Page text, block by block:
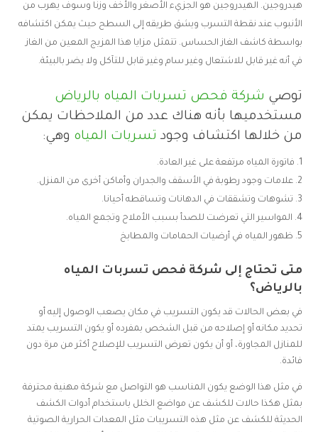
هيدروجين. الهيدروجين هو الجزيء الأصغر والأخف وزنًا وسوف يهرب من
الأنبوب عند نقطة التسرب ويشق طريقه إلى السطح حيث يمكن اكتشافه
بواسطة كاشف الغاز الحساس. تتمثل مزايا هذا المزيج المعين من الغاز
في أنه غير قابل للاشتعال وغير سام وغير قابل للتآكل ولا يضر بالبيئة.
توصي شركة فحص تسربات المياه بالرياض
مستخدميها بأنه هناك عدد من الملاحظات يمكن
من خلالها اكتشاف وجود تسربات المياه وهي:
فاتورة المياه مرتفعة على غير العادة.
علامات وجود رطوبة في الأسقف والجدران وأماكن أخرى من المنزل.
تشوهات وتشققات في الدهانات وتساقطه أحيانا.
المواسير التي تعرضت للصدأ بسبب الأملاح وتجمع المياه.
ظهور المياه في أرضيات الحمامات والمطابخ
متى تحتاج إلى شركة فحص تسربات المياه
بالرياض؟
في بعض الحالات قد يكون التسريب في مكان يصعب الوصول إليه أو
تحديد مكانه أو إصلاحه من قبل الشخص بمفرده أو يكون التسريب يمتد
للمنازل المجاورة، أو أن يكون تعرض التسريب للإصلاح أكثر من مرة دون
فائدة.
في مثل هذا الوضع يكون المناسب هو التواصل مع شركة مهنية محترفة
بمثل هكذا حالات للكشف عن مواضع الخلل باستخدام أدوات الكشف
الحديثة للكشف عن مثل هذه التسريبات مثل المعدات الحرارية الصوتية